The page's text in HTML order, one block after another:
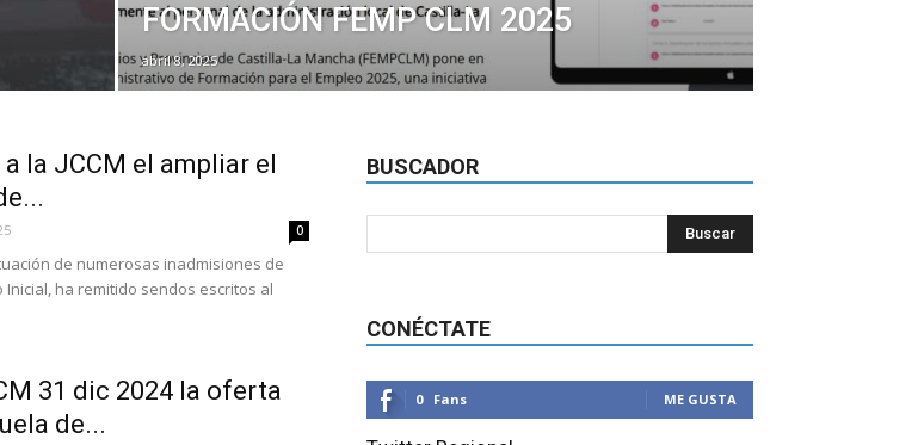
FORMACIÓN FEMP CLM 2025
abril 8, 2025
la JCCM el ampliar el
0
de numerosas inadmisiones de
ha remitido sendos escritos al
31 dic 2024 la oferta
de...
BUSCADOR
CONÉCTATE
0 Fans ME GUSTA